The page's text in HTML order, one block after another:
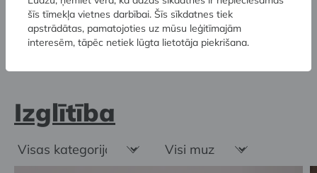
Izglītība
šīs tīmekļa vietnes darbībai. Šīs sīkdatnes tiek
apstrādātas, pamatojoties uz mūsu leģitīmajām
interesēm, tāpēc netiek lūgta lietotāja piekrišana.